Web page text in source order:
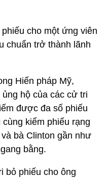
cho một ứng viên
chuẩn trở thành lãnh
Hiến pháp Mỹ,
hộ của các cử tri
được đa số phiếu
kiểm phiếu rạng
bà Clinton gần như
bằng.
bỏ phiếu cho ông